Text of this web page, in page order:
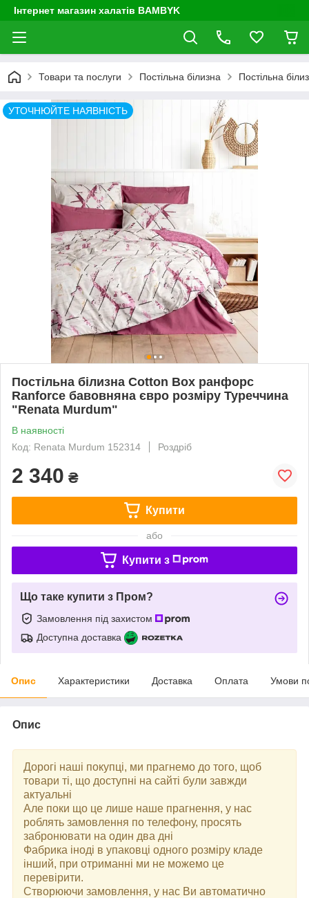
Інтернет магазин халатів BAMBYK
Товари та послуги Постільна білизна Постільна
УТОЧНЮЙТЕ НАЯВНІСТЬ
Постільна білизна Cotton Box ранфорс
Ranforce бавовняна євро розміру Туреччина
"Renata Murdum"
В наявності
Код: Renata Murdum 152314
Роздріб
2 340 ₴
Купити
або
Купити з
Що таке купити з Пром?
Замовлення під захистом
Доступна доставка
Опис Характеристики Доставка Оплата Умови
Опис
Дорогі наші покупці, ми прагнемо до того, щоб
товари ті, що доступні на сайті були завжди
актуальні
Але поки що це лише наше прагнення, у нас
роблять замовлення по телефону, просять
забронювати на один два дні
Фабрика іноді в упаковці одного розміру кладе
інший, при отриманні ми не можемо це
перевірити.
Створюючи замовлення, у нас Ви автоматично